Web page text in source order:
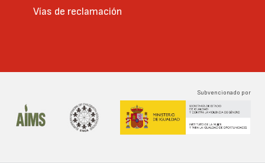
Vías de reclamación
Subvencionado por